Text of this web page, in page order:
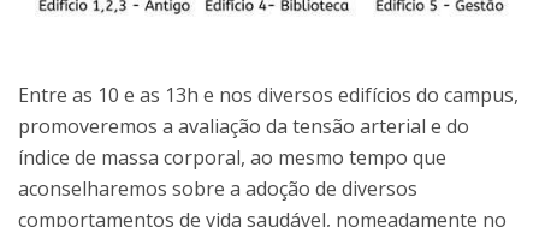
Entre as 10 e as 13h e nos diversos edifícios do campus,
promoveremos a avaliação da tensão arterial e do
índice de massa corporal, ao mesmo tempo que
aconselharemos sobre a adoção de diversos
comportamentos de vida saudável, nomeadamente no